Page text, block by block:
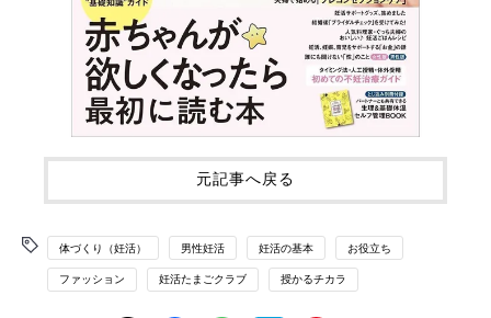
元記事へ戻る
体づくり（妊活） 男性妊活 妊活の基本 お役立ち
ファッション 妊活たまごクラブ 授かるチカラ